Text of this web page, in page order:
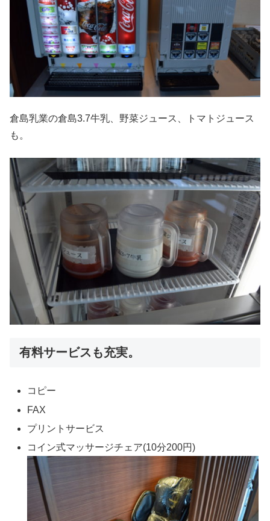
倉島乳業の倉島3.7牛乳、野菜ジュース、トマトジュース
も。
有料サービスも充実。
コピー
FAX
プリントサービス
コイン式マッサージチェア(10分200円)